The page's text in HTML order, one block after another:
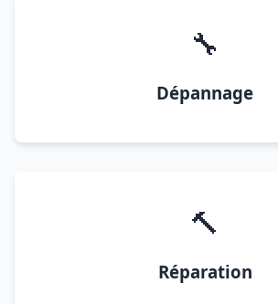
🔧
Dépannage
🔨
Réparation